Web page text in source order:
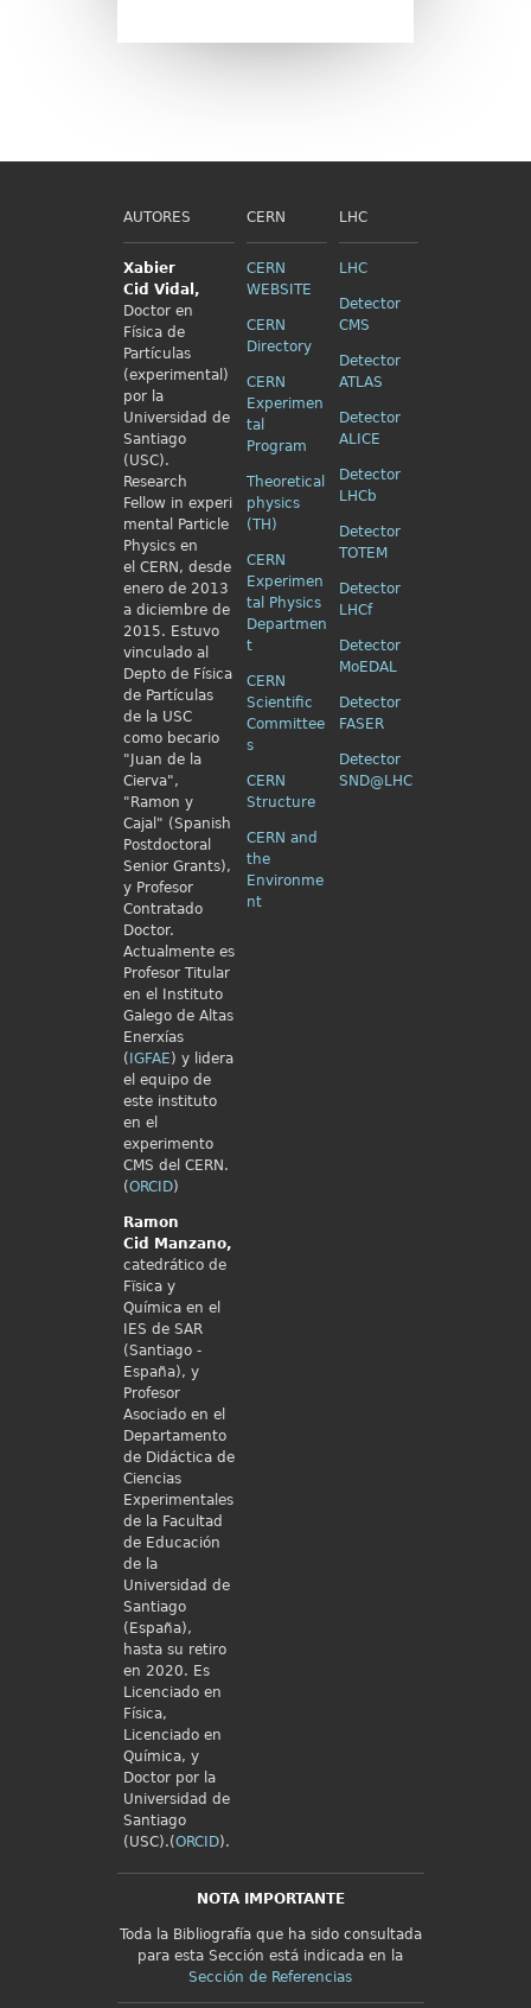
AUTORES
Xabier
Cid Vidal,
Doctor en
Física de
Partículas
(experimental)
por la
Universidad de
Santiago
(USC).
Research
Fellow in experi
mental Particle
Physics en
el CERN, desde
enero de 2013
a diciembre de
2015. Estuvo
vinculado al
Depto de Física
de Partículas
de la USC
como becario
"Juan de la
Cierva",
"Ramon y
Cajal" (Spanish
Postdoctoral
Senior Grants),
y Profesor
Contratado
Doctor.
Actualmente es
Profesor Titular
en el Instituto
Galego de Altas
Enerxías
( IGFAE) y lidera
el equipo de
este instituto
en el
experimento
CMS del CERN.
(ORCID)
Ramon
Cid
Manzano,
catedrático de
Fïsica y
Química en el
IES de SAR
(Santiago -
España), y
Profesor
Asociado en el
Departamento
de Didáctica de
Ciencias
Experimentales
de la Facultad
de Educación
de la
Universidad de
Santiago
(España),
hasta su retiro
en 2020. Es
Licenciado en
Física,
Licenciado en
Química, y
Doctor por la
Universidad de
Santiago
(USC).(ORCID).
CERN
CERN
WEBSITE
CERN
Directory
CERN
Experimen
tal
Program
Theoretical
physics
(TH)
CERN
Experimen
tal Physics
Departmen
t
CERN
Scientific
Committee
s
CERN
Structure
CERN and
the
Environme
nt
LHC
LHC
Detector
CMS
Detector
ATLAS
Detector
ALICE
Detector
LHCb
Detector
TOTEM
Detector
LHCf
Detector
MoEDAL
Detector
FASER
Detector
SND@LHC
NOTA IMPORTANTE
Toda la Bibliografía que ha sido consultada
para esta Sección está indicada en la
Sección de Referencias